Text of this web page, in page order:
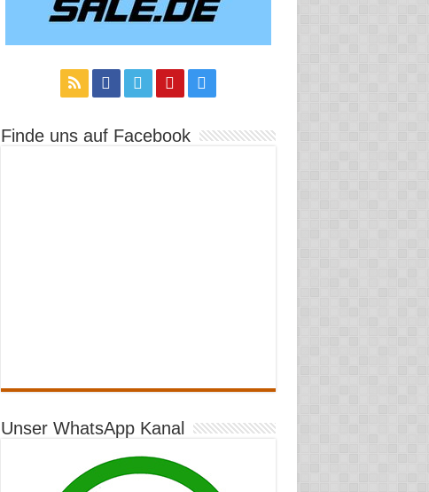
Finde uns auf Facebook
Unser WhatsApp Kanal